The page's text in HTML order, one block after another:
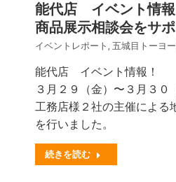
能代店 イベント情報
商品展示相談会をサ
イベントレポート , 五城目トーヨ
能代店 イベント情報！
３月２９（金）〜３月３０
工務店様２社の主催による
を行いました。
続きを読む